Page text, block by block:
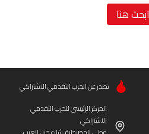
ابحث هنا
تصدر عن الحزب التقدمي الاشتراكي
المركز الرئيسي للحزب التقدمي
الاشتراكي